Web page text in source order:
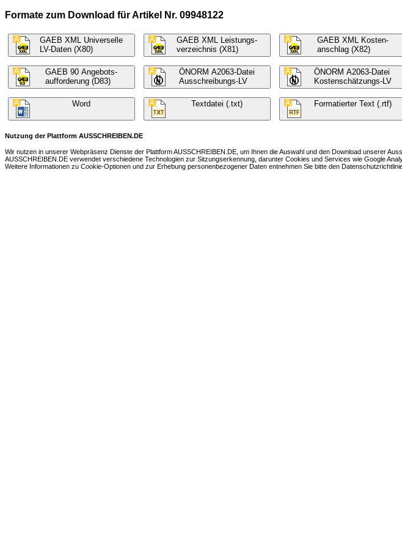
Formate zum Download für Artikel Nr. 09948122
GAEB XML Universelle
LV-Daten (X80)
GAEB XML Leistungs-
verzeichnis (X81)
GAEB XML Kosten-
anschlag (X82)
GAEB 90 Angebots-
aufforderung (D83)
ÖNORM A2063-Datei
Ausschreibungs-LV
ÖNORM A2063-Datei
Kostenschätzungs-LV
Word Textdatei (.txt) Formatierter Text (.rtf)
Nutzung der Plattform AUSSCHREIBEN.DE
Wir nutzen in unserer Webpräsenz Dienste der Plattform AUSSCHREIBEN.DE, um Ihnen die Auswahl und den Download unserer
AUSSCHREIBEN.DE verwendet verschiedene Technologien zur Sitzungserkennung, darunter Cookies und Services wie Google
Weitere Informationen zu Cookie-Optionen und zur Erhebung personenbezogener Daten entnehmen Sie bitte den